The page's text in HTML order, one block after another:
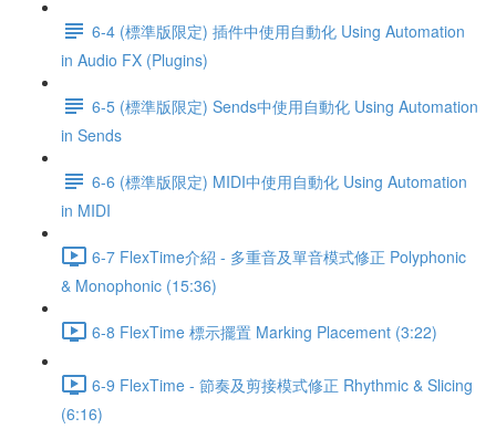
6-4 (標準版限定) 插件中使用自動化 Using Automation
in Audio FX (Plugins)
6-5 (標準版限定) Sends中使用自動化 Using Automation
in Sends
6-6 (標準版限定) MIDI中使用自動化 Using Automation
in MIDI
6-7 FlexTime介紹 - 多重音及單音模式修正 Polyphonic
& Monophonic (15:36)
6-8 FlexTime 標示擺置 Marking Placement (3:22)
6-9 FlexTime - 節奏及剪接模式修正 Rhythmic & Slicing
(6:16)